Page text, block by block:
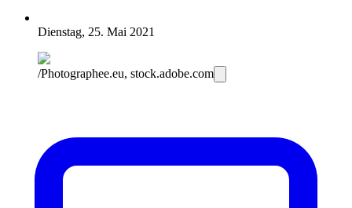
Dienstag, 25. Mai 2021
/Photographee.eu, stock.adobe.com